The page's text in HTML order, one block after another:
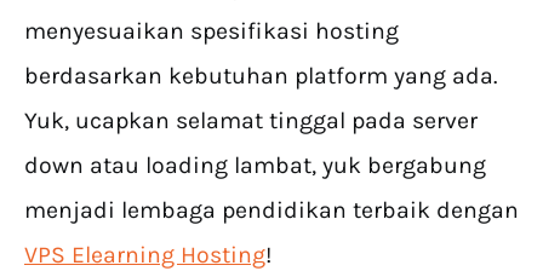
menyesuaikan spesifikasi hosting
berdasarkan kebutuhan platform yang ada.
Yuk, ucapkan selamat tinggal pada server
down atau loading lambat, yuk bergabung
menjadi lembaga pendidikan terbaik dengan
VPS Elearning Hosting!